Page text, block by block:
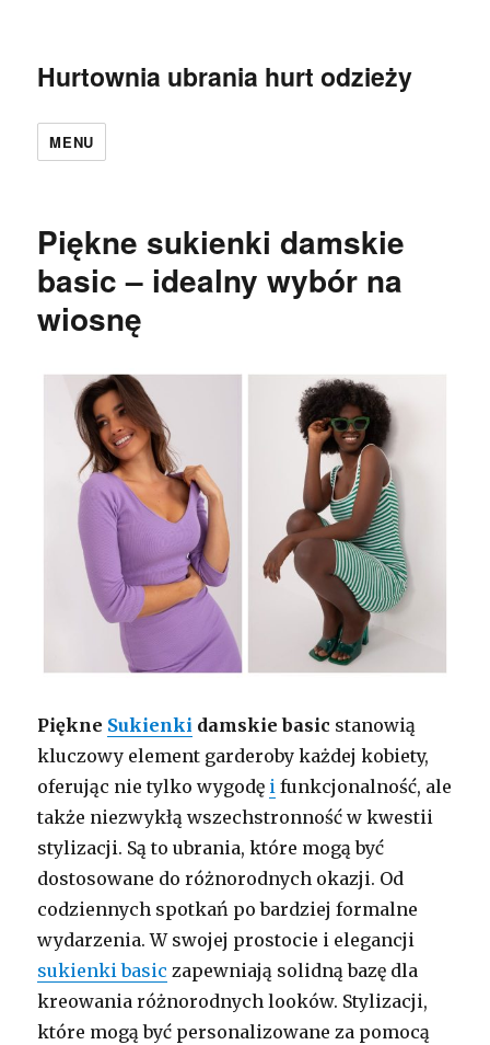
Hurtownia ubrania hurt odzieży
MENU
Piękne sukienki damskie
basic – idealny wybór na
wiosnę
Piękne Sukienki damskie basic stanowią
kluczowy element garderoby każdej kobiety,
oferując nie tylko wygodę i funkcjonalność, ale
także niezwykłą wszechstronność w kwestii
stylizacji. Są to ubrania, które mogą być
dostosowane do różnorodnych okazji. Od
codziennych spotkań po bardziej formalne
wydarzenia. W swojej prostocie i elegancji
sukienki basic zapewniają solidną bazę dla
kreowania różnorodnych looków. Stylizacji,
które mogą być personalizowane za pomocą